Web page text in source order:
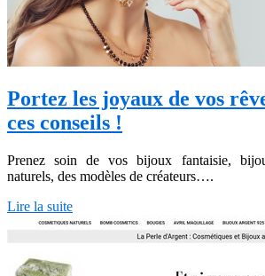
Portez les joyaux de vos
ces conseils !
Prenez soin de vos bijoux fantaisie,
naturels, des modèles de créateurs….
Lire la suite